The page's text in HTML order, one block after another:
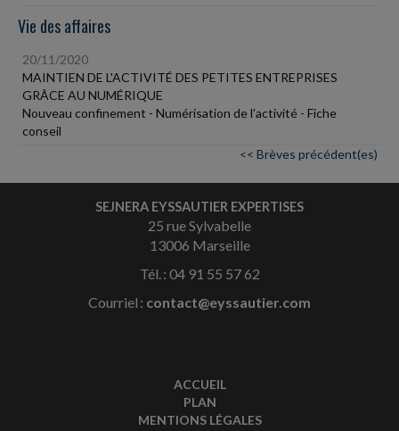
Vie des affaires
20/11/2020
MAINTIEN DE L'ACTIVITÉ DES PETITES ENTREPRISES
GRÂCE AU NUMÉRIQUE
Nouveau confinement - Numérisation de l'activité - Fiche
conseil
<< Brèves précédent(es)
SEJNERA EYSSAUTIER EXPERTISES
25 rue Sylvabelle
13006 Marseille
Tél. : 04 91 55 57 62
Courriel : contact@eyssautier.com
ACCUEIL
PLAN
MENTIONS LÉGALES